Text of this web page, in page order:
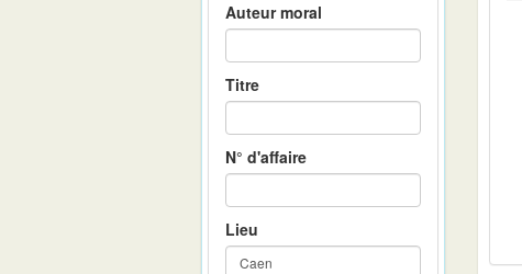
Auteur moral
Titre
N° d'affaire
Lieu